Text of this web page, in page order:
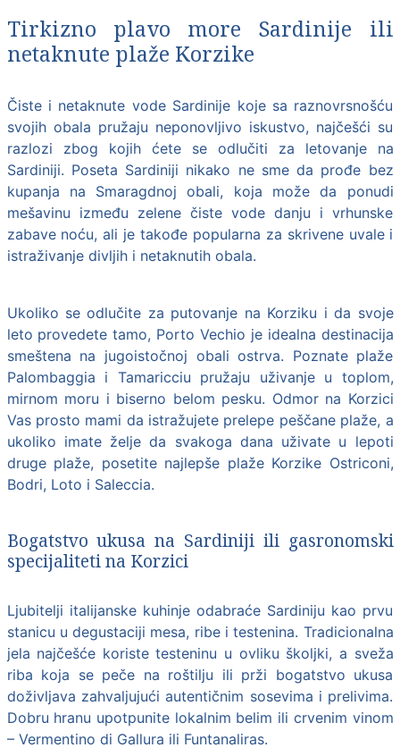
Tirkizno plavo more Sardinije ili
netaknute plaže Korzike
Čiste i netaknute vode Sardinije koje sa raznovrsnošću
svojih obala pružaju neponovljivo iskustvo, najčešći su
razlozi zbog kojih ćete se odlučiti za letovanje na
Sardiniji. Poseta Sardiniji nikako ne sme da prođe bez
kupanja na Smaragdnoj obali, koja može da ponudi
mešavinu između zelene čiste vode danju i vrhunske
zabave noću, ali je takođe popularna za skrivene uvale i
istraživanje divljih i netaknutih obala.
Ukoliko se odlučite za putovanje na Korziku i da svoje
leto provedete tamo, Porto Vechio je idealna destinacija
smeštena na jugoistočnoj obali ostrva. Poznate plaže
Palombaggia i Tamaricciu pružaju uživanje u toplom,
mirnom moru i biserno belom pesku. Odmor na Korzici
Vas prosto mami da istražujete prelepe peščane plaže, a
ukoliko imate želje da svakoga dana uživate u lepoti
druge plaže, posetite najlepše plaže Korzike Ostriconi,
Bodri, Loto i Saleccia.
Bogatstvo ukusa na Sardiniji ili gasronomski
specijaliteti na Korzici
Ljubitelji italijanske kuhinje odabraće Sardiniju kao prvu
stanicu u degustaciji mesa, ribe i testenina. Tradicionalna
jela najčešće koriste testeninu u ovliku školjki, a sveža
riba koja se peče na roštilju ili prži bogatstvo ukusa
doživljava zahvaljujući autentičnim sosevima i prelivima.
Dobru hranu upotpunite lokalnim belim ili crvenim vinom
– Vermentino di Gallura ili Funtanaliras.